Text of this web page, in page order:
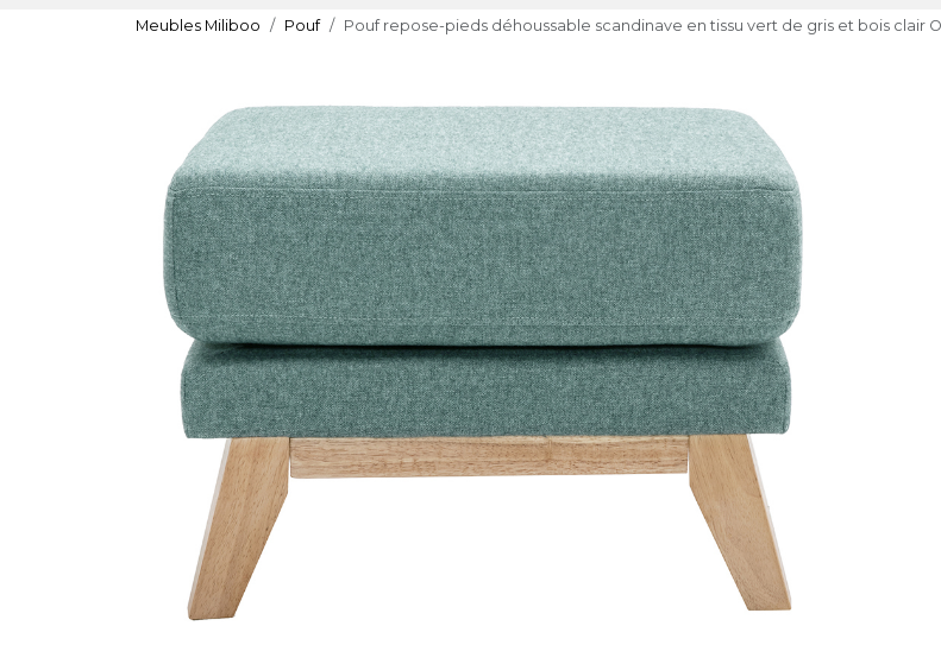
Meubles Miliboo Pouf Pouf repose-pieds déhoussable scandinave en tissu vert de gris et bois clair